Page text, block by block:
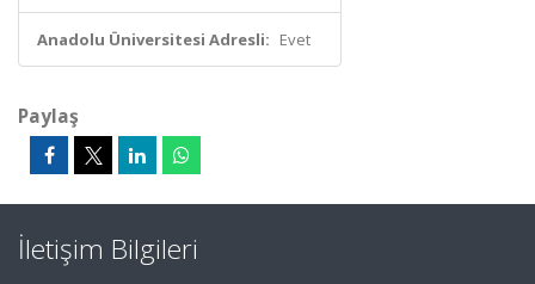
Anadolu Üniversitesi Adresli: Evet
Paylaş
İletişim Bilgileri